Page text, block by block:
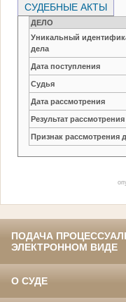
СУДЕБНЫЕ АКТЫ
ДЕЛО
Уникальный
дела
Дата поступления
Судья
Дата рассмотрения
Результат рассмотрения
Признак рассмотрения
ПОДАЧА
ЭЛЕКТРОННОМ ВИДЕ
О СУДЕ